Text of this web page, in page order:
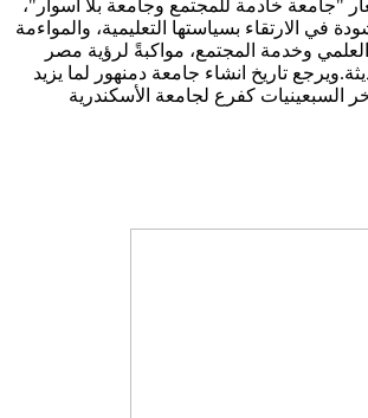
"جامعة خادمة للمجتمع وجامعة بلا أسوار"،
في الارتقاء بسياستها التعليمية، والمواءمة
وخدمة المجتمع، مواكبةً لرؤية مصر
تاريخ انشاء جامعة دمنهور لما يزيد
السبعينيات كفرع لجامعة الأسكندرية